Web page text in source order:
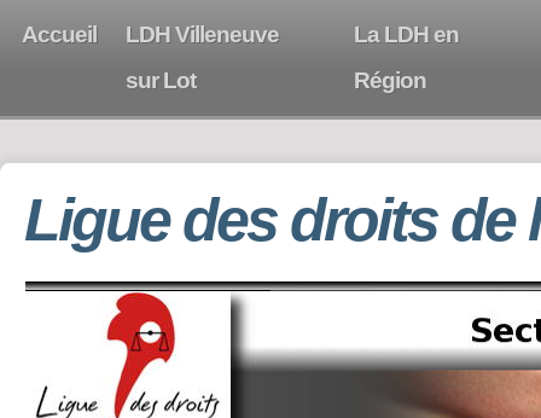
Accueil
LDH Villeneuve
sur Lot
La LDH en
Région
Ligue des droits de